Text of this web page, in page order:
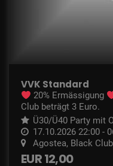
VVK Standard
20% Ermässigung
Club beträgt 3 Euro.
Ü30/Ü40 Party mit
ndianer”)
17.10.2026 22:00 -
Agostea, Black
EUR 12,00